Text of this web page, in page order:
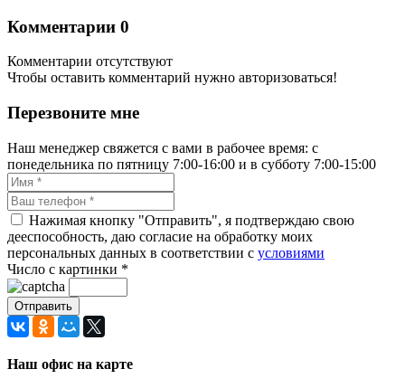
Комментарии 0
Комментарии отсутствуют
Чтобы оставить комментарий нужно авторизоваться!
Перезвоните мне
Наш менеджер свяжется с вами в рабочее время: с
понедельника по пятницу 7:00-16:00 и в субботу 7:00-15:00
Нажимая кнопку "Отправить", я подтверждаю свою
дееспособность, даю согласие на обработку моих
персональных данных в соответствии с условиями
Число с картинки *
Наш офис на карте